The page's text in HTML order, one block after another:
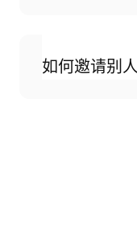
如何邀请别